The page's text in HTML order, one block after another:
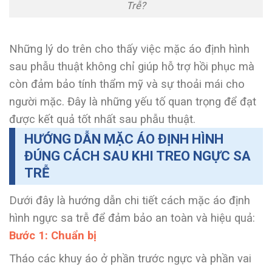
Trễ?
Những lý do trên cho thấy việc mặc áo định hình
sau phẫu thuật không chỉ giúp hỗ trợ hồi phục mà
còn đảm bảo tính thẩm mỹ và sự thoải mái cho
người mặc. Đây là những yếu tố quan trọng để đạt
được kết quả tốt nhất sau phẫu thuật.
HƯỚNG DẪN MẶC ÁO ĐỊNH HÌNH
ĐÚNG CÁCH SAU KHI TREO NGỰC SA
TRỄ
Dưới đây là hướng dẫn chi tiết cách mặc áo định
hình ngực sa trễ để đảm bảo an toàn và hiệu quả:
Bước 1: Chuẩn bị
Tháo các khuy áo ở phần trước ngực và phần vai